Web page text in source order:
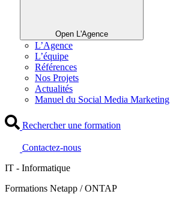
Open L'Agence
L’Agence
L’équipe
Références
Nos Projets
Actualités
Manuel du Social Media Marketing
Rechercher une formation
Contactez-nous
IT - Informatique
Formations Netapp / ONTAP